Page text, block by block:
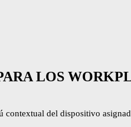
LOS
contextual del dispositivo